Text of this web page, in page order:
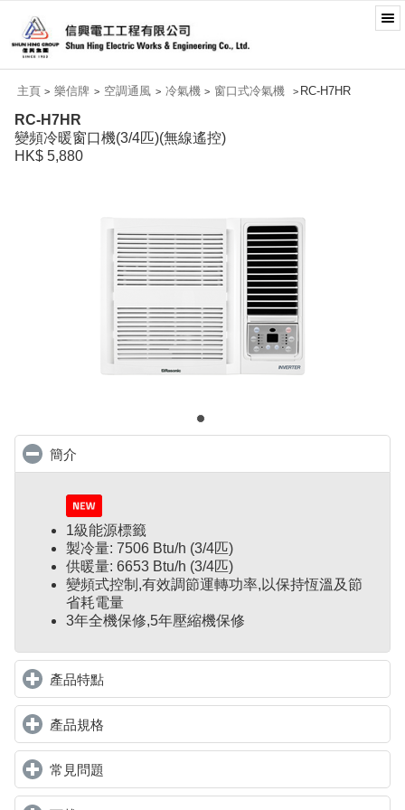
主頁 > 樂信牌 > 空調通風 > 冷氣機 > 窗口式冷氣機 > RC-H7HR
RC-H7HR
變頻冷暖窗口機(3/4匹)(無線遙控)
HK$ 5,880
簡介
1級能源標籤
製冷量: 7506 Btu/h (3/4匹)
供暖量: 6653 Btu/h (3/4匹)
變頻式控制 ,有效調節運轉功率,以保持恆溫及節
省耗電量
3年全機保修,5年壓縮機保修
產品特點click to expand contents
產品規格
常見問題